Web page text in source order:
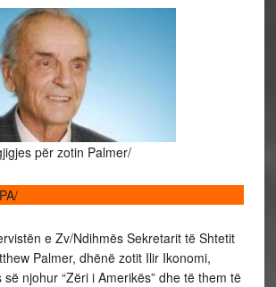
për zotin Palmer/
e Zv/Ndihmës Sekretarit të Shtetit
Palmer, dhënë zotit Ilir Ikonomi,
njohur “Zëri i Amerikës” dhe të them të